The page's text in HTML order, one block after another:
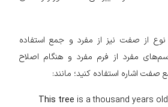
از مفرد و جمع استفاده
مفرد و هنگام اصلاح
کنید؛ مانند:
This treeis a